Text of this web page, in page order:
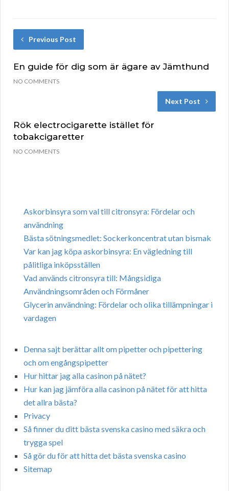
Previous Post
En guide för dig som är ägare av Jämthund
NO COMMENTS
Next Post
Rök electrocigarette istället för
tobakcigaretter
NO COMMENTS
Askorbinsyra som val till citronsyra: Fördelar och
användning
Bästa sötningsmedlet: Sockerkoncentrat utan bismak
Var kan jag köpa askorbinsyra: En vägledning till
pålitliga inköpsställen
Vad används citronsyra till: Mångsidiga
Användningsområden och Förmåner
Glycerin användning: Fördelar och olika tillämpningar i
vardagen
Denna sajt berättar allt om pipetter och pipettering
och om engångspipetter
Hur hittar jag alla casinon på nätet?
Hur kan jag jämföra alla casinon på nätet för att hitta
det allra bästa?
Privacy
Så finner du ditt bästa svenska casino med säkra och
trygga spel
Så gör du för att hitta det bästa svenska casino
Sitemap